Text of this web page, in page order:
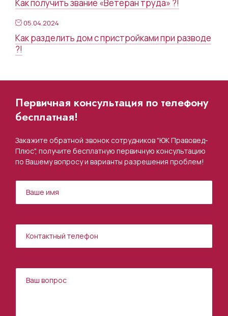
Как получить звание «Ветеран труда» ?!
05.04.2024
Как разделить дом с пристройками при разводе
?!
Первичная консультация по телефону
бесплатная!
Закажите обратной звонок сотрудников "ЮК Правовед-
Плюс", получите бесплатную первичную консультацию
по Вашему вопросу и варианты разрешения проблем!